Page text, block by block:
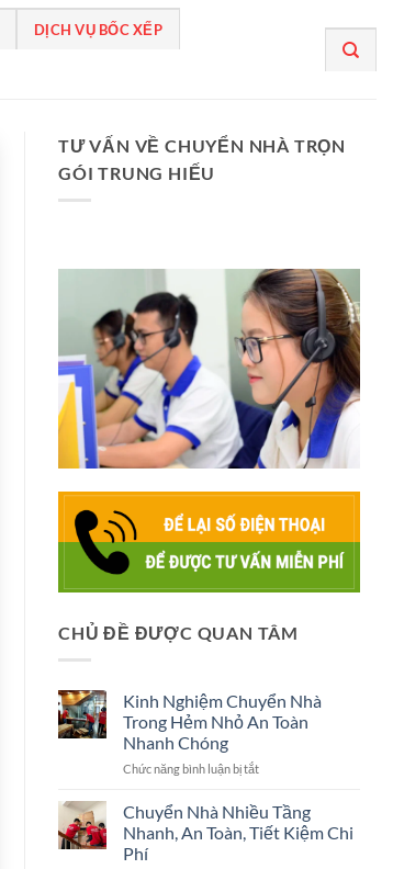
DỊCH VỤ BỐC XẾP
TƯ VẤN VỀ CHUYỂN NHÀ TRỌN
GÓI TRUNG HIẾU
CHỦ ĐỀ ĐƯỢC QUAN TÂM
Kinh Nghiệm Chuyển Nhà
Trong Hẻm Nhỏ An Toàn
Nhanh Chóng
Chức năng bình luận bị tắtở
Nghiệm
Chuyển
Nhà
Chuyển Nhà Nhiều Tầng
Nhanh, An Toàn, Tiết Kiệm Chi
Phí